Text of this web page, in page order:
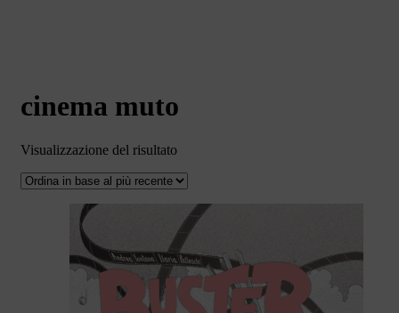
cinema muto
Visualizzazione del risultato